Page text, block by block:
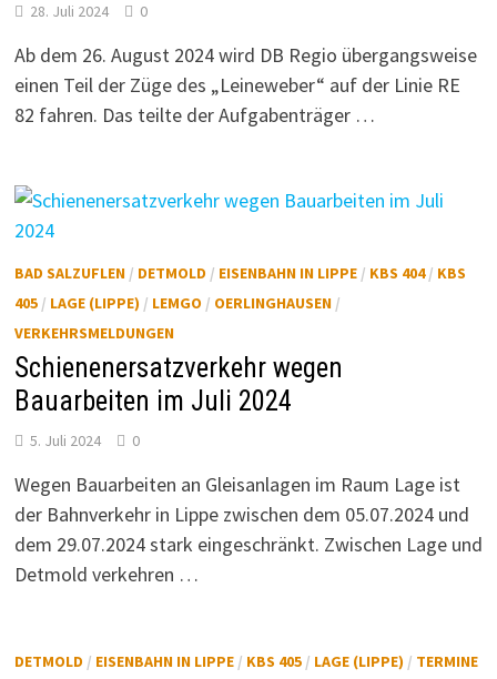
28. Juli 2024 0
Ab dem 26. August 2024 wird DB Regio übergangsweise
einen Teil der Züge des „Leineweber“ auf der Linie RE
82 fahren. Das teilte der Aufgabenträger …
BAD SALZUFLEN/ DETMOLD / EISENBAHN IN LIPPE/ KBS 404/ KBS
405/ LAGE (LIPPE) / LEMGO / OERLINGHAUSEN/
VERKEHRSMELDUNGEN
Schienenersatzverkehr wegen
Bauarbeiten im Juli 2024
5. Juli 2024 0
Wegen Bauarbeiten an Gleisanlagen im Raum Lage ist
der Bahnverkehr in Lippe zwischen dem 05.07.2024 und
dem 29.07.2024 stark eingeschränkt. Zwischen Lage und
Detmold verkehren …
DETMOLD / EISENBAHN IN LIPPE/ KBS 405/ LAGE (LIPPE) / TERMINE